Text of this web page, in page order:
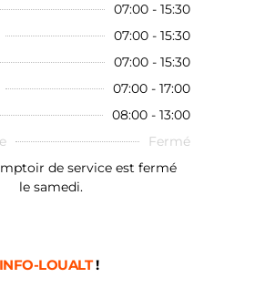
07:00 - 15:30
07:00 - 15:30
07:00 - 15:30
07:00 - 17:00
08:00 - 13:00
Fermé
de service est fermé
le samedi.
INFO-LOUALT!